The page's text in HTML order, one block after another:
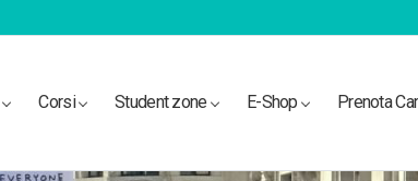
Corsi Student zone E-Shop Prenota